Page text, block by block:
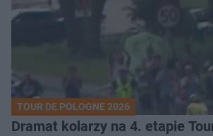
TOUR DE POLOGNE 2026
Dramat kolarzy na 4. etapie